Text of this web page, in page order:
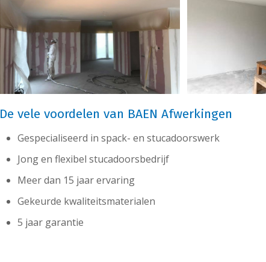
De vele voordelen van BAEN Afwerkingen
Gespecialiseerd in spack- en stucadoorswerk
Jong en flexibel stucadoorsbedrijf
Meer dan 15 jaar ervaring
Gekeurde kwaliteitsmaterialen
5 jaar garantie